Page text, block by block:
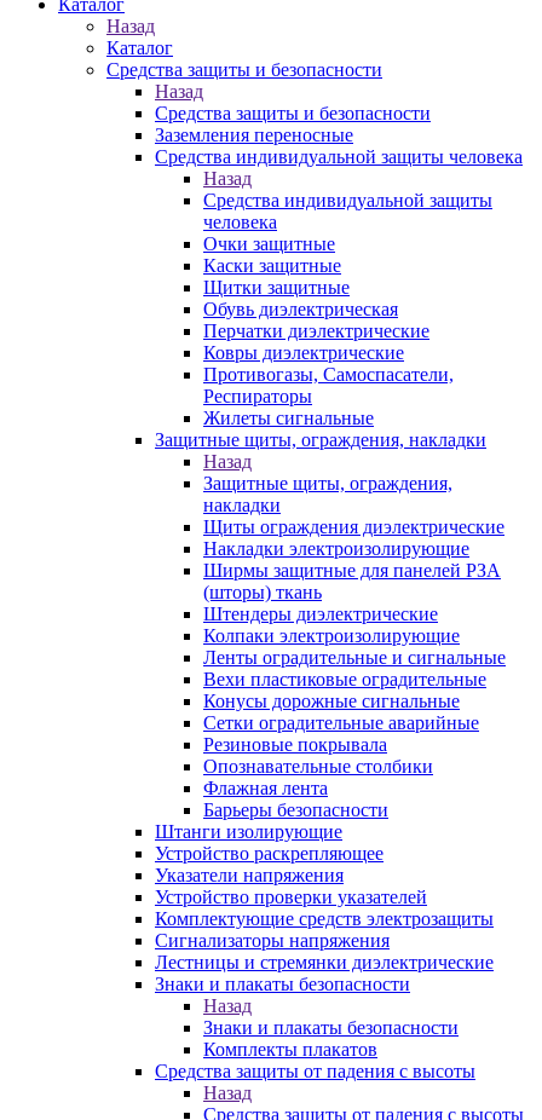
Каталог
Назад
Каталог
Средства защиты и безопасности
Назад
Средства защиты и безопасности
Заземления переносные
Средства индивидуальной защиты человека
Назад
Средства индивидуальной защиты
человека
Очки защитные
Каски защитные
Щитки защитные
Обувь диэлектрическая
Перчатки диэлектрические
Ковры диэлектрические
Противогазы, Самоспасатели,
Респираторы
Жилеты сигнальные
Защитные щиты, ограждения, накладки
Назад
Защитные щиты, ограждения,
накладки
Щиты ограждения диэлектрические
Накладки электроизолирующие
Ширмы защитные для панелей РЗА
(шторы) ткань
Штендеры диэлектрические
Колпаки электроизолирующие
Ленты оградительные и сигнальные
Вехи пластиковые оградительные
Конусы дорожные сигнальные
Сетки оградительные аварийные
Резиновые покрывала
Опознавательные столбики
Флажная лента
Барьеры безопасности
Штанги изолирующие
Устройство раскрепляющее
Указатели напряжения
Устройство проверки указателей
Комплектующие средств электрозащиты
Сигнализаторы напряжения
Лестницы и стремянки диэлектрические
Знаки и плакаты безопасности
Назад
Знаки и плакаты безопасности
Комплекты плакатов
Средства защиты от падения с высоты
Назад
Средства защиты от падения с высоты